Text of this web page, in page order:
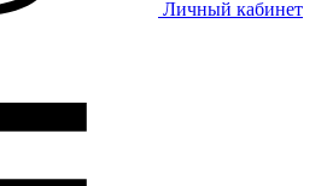
Личный кабинет